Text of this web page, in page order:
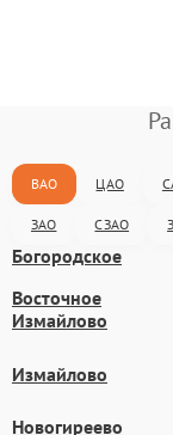
ВАО ЦАО
ЗАО СЗАО
Богородское
Восточное
Измайлово
Измайлово
Новогиреево